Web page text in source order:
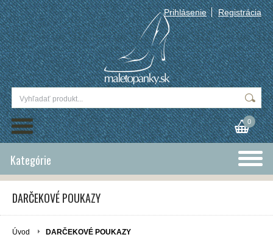
Prihlásenie Registrácia
0
Kategórie
DARČEKOVÉ POUKAZY
Úvod DARČEKOVÉ POUKAZY